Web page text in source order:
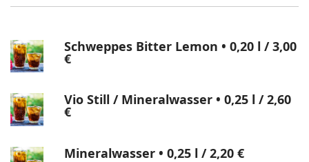
Schweppes Bitter Lemon • 0,20 l / 3,00
€
Vio Still / Mineralwasser • 0,25 l / 2,60
€
Mineralwasser • 0,25 l / 2,20 €